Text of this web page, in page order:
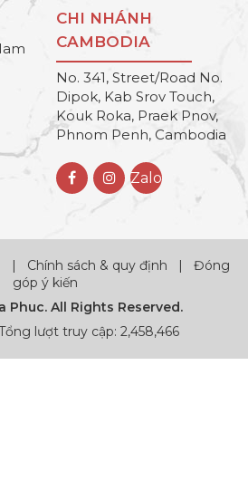
CHI NHÁNH
CAMBODIA
No. 341, Street/Road No.
Dipok, Kab Srov Touch,
Kouk Roka, Praek Pnov,
Phnom Penh, Cambodia
Zalo
Chính sách & quy định
Đóng
góp ý kiến
Phuc. All Rights Reserved.
lượt truy cập: 2,458,466